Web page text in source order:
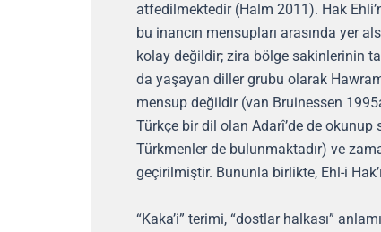
atfedilmektedir (Halm 2011). Hak
bu inancın mensupları arasında yer
kolay değildir; zira bölge sakinlerinin
da yaşayan diller grubu olarak
mensup değildir (van Bruinessen
Türkçe bir dil olan Adarî’de de okunup
Türkmenler de bulunmaktadır) ve
geçirilmiştir. Bununla birlikte, Ehl-i
“Kaka’i” terimi, “dostlar halkası”